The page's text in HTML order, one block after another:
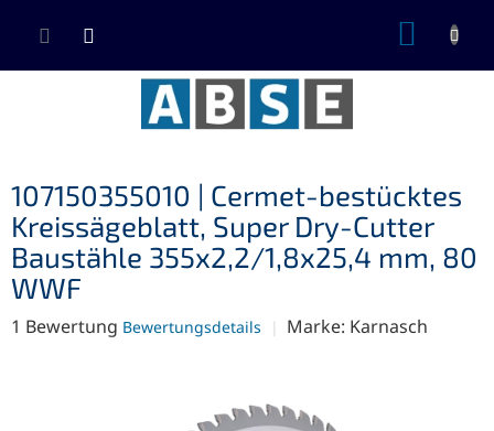
Inhalt
107150355010 | Cermet-bestücktes
Kreissägeblatt, Super Dry-Cutter
Baustähle 355x2,2/1,8x25,4 mm, 80
WWF
Die
1 Bewertung Bewertungsdetails Marke: Karnasch